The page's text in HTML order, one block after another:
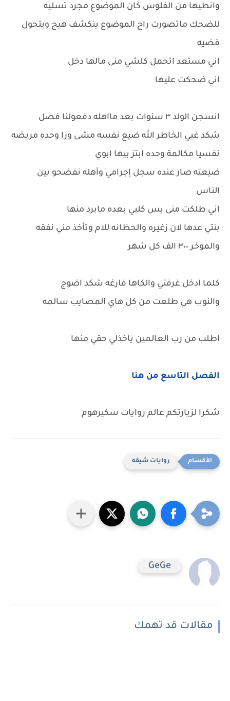
وانطيها من الفلوس كان الموضوع مجرد تسليه
للضحك ماتصورت راح الموضوع ينكشف هيج ويتحول
قضيه
اني مستعد اتحمل كلشي منى مالها دخل
اني ضحكت عليها
انسجن الولد ٣ سنوات بعد مااهله دفعولنا فصل
شكد غبي الخاطر الله ضيع نفسه مشى ورا وحده مريضه
نفسيا مكالمة وحده ابتز بيها ابوي
ضيعته صار عنده سجل إجرامي وأهله نفضحو بين
الناس
اني طلكت منى بس كلبي بعده مابرد منها
بنتي عدها لان زغيره والحظانه للام وتأخذ مني نفقه
والموخر ٣٠٠ الف كل شهر
كلما ادخل غرفتي والكاها فارغه شكد اضوج
والنوب هي طلعت من كل هاي المصايب سالمه
اطلب من رب العالمين ياخذلي حقي منها
الفصل التاسع من هنا
شكرا لزيارتكم عالم روايات سكيرهوم
روايات شيقه
GeGe
مقالات قد تهمك